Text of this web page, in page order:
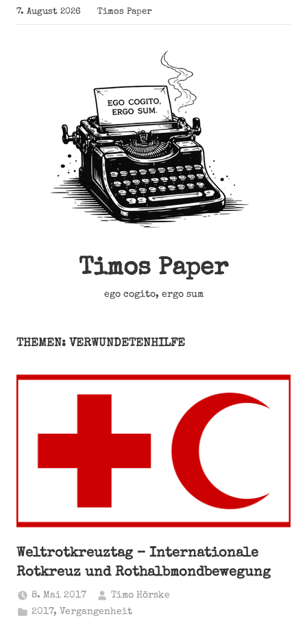
Zum
Inhalt
7. August 2026 Timos Paper
Timos Paper
ego cogito, ergo sum
THEMEN: VERWUNDETENHILFE
Weltrotkreuztag – Internationale
Rotkreuz und Rothalbmondbewegung
8. Mai 2017
Timo Hörske
2017, Vergangenheit